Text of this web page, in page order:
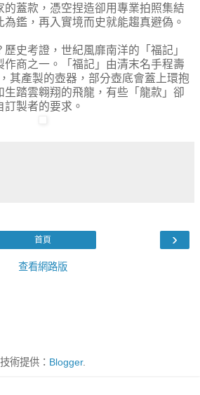
的蓋款，憑空捏造卻用專業拍照集結
鑑，再入實境而史就能趨真避偽。
史考證，世紀風靡南洋的「福記」
作商之一。「福記」由清末名手程壽
其產製的壺器，部分壺底會蓋上環抱
生踏雲翱翔的飛龍，有些「龍款」卻
製者的要求。
›
首頁
查看網路版
技術提供： Blogger.